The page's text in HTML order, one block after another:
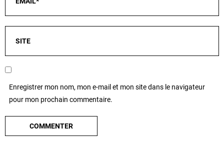
Enregistrer mon nom, mon e-mail et mon site dans le navigateur
pour mon prochain commentaire.